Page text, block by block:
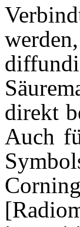
direkt
Auch